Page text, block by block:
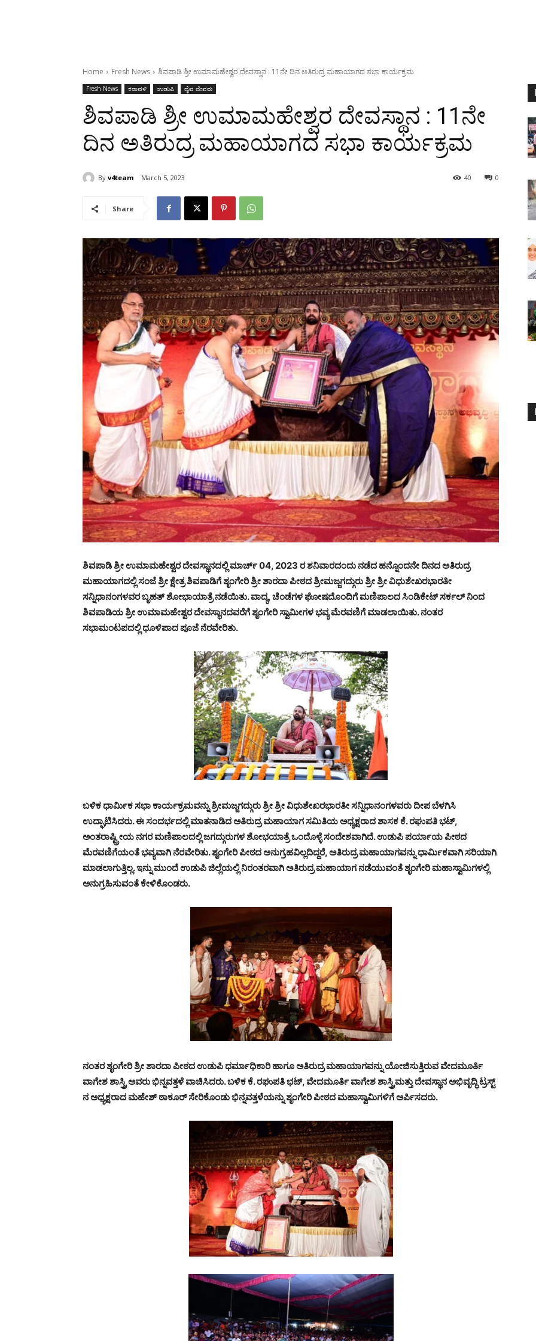
Home Fresh News ಶಿವಪಾಡಿ ಶ್ರೀ ಉಮಾಮಹೇಶ್ವರ ದೇವಸ್ಥಾನ : 11ನೇ ದಿನ ಅತಿರುದ್ರ ಮಹಾಯಾಗದ ಸಭಾ ಕಾರ್ಯಕ್ರಮ
Fresh News ಕರಾವಳಿ ಉಡುಪಿ ದೈವ ದೇವರು
ಶಿವಪಾಡಿ ಶ್ರೀ ಉಮಾಮಹೇಶ್ವರ ದೇವಸ್ಥಾನ : 11ನೇ
ದಿನ ಅತಿರುದ್ರ ಮಹಾಯಾಗದ ಸಭಾ ಕಾರ್ಯಕ್ರಮ
By v4team March 5, 2023 0
40
Share
ಶಿವಪಾಡಿ ಶ್ರೀ ಉಮಾಮಹೇಶ್ವರ ದೇವಸ್ಥಾನದಲ್ಲಿ ಮಾರ್ಚ್ 04, 2023 ರ ಶನಿವಾರದಂದು ನಡೆದ ಹನ್ನೊಂದನೇ ದಿನದ ಅತಿರುದ್ರ
ಮಹಾಯಾಗದಲ್ಲಿ ಸಂಜೆ ಶ್ರೀ ಕ್ಷೇತ್ರ ಶಿವಪಾಡಿಗೆ ಶೃಂಗೇರಿ ಶ್ರೀ ಶಾರದಾ ಪೀಠದ ಶ್ರೀಮಜ್ಜಗದ್ಗುರು ಶ್ರೀ ಶ್ರೀ ವಿಧುಶೇಖರಭಾರತೀ
ಸನ್ನಿಧಾನಂಗಳವರ ಬೃಹತ್ ಶೋಭಾಯಾತ್ರೆ ನಡೆಯಿತು. ವಾದ್ಯ, ಚೆಂಡೆಗಳ ಘೋಷದೊಂದಿಗೆ ಮಣಿಪಾಲದ ಸಿಂಡಿಕೇಟ್ ಸರ್ಕಲ್ ನಿಂದ
ಶಿವಪಾಡಿಯ ಶ್ರೀ ಉಮಾಮಹೇಶ್ವರ ದೇವಸ್ಥಾನದವರೆಗೆ ಶೃಂಗೇರಿ ಸ್ವಾಮೀಗಳ ಭವ್ಯ ಮೆರವಣಿಗೆ ಮಾಡಲಾಯಿತು. ನಂತರ
ಸಭಾಮಂಟಪದಲ್ಲಿ ಧೂಳಿಪಾದ ಪೂಜೆ ನೆರವೇರಿತು.
ಬಳಿಕ ಧಾರ್ಮಿಕ ಸಭಾ ಕಾರ್ಯಕ್ರಮವನ್ನು ಶ್ರೀಮಜ್ಜಗದ್ಗುರು ಶ್ರೀ ಶ್ರೀ ವಿಧುಶೇಖರಭಾರತೀ ಸನ್ನಿಧಾನಂಗಳವರು ದೀಪ ಬೆಳಗಿಸಿ
ಉದ್ಘಾಟಿಸಿದರು. ಈ ಸಂದರ್ಭದಲ್ಲಿ ಮಾತನಾಡಿದ ಅತಿರುದ್ರ ಮಹಾಯಾಗ ಸಮಿತಿಯ ಅಧ್ಯಕ್ಷರಾದ ಶಾಸಕ ಕೆ. ರಘುಪತಿ ಭಟ್,
ಅಂತರಾಷ್ಟ್ರೀಯ ನಗರ ಮಣಿಪಾಲದಲ್ಲಿ ಜಗದ್ಗುರುಗಳ ಶೋಭಯಾತ್ರೆ ಒಂದೊಳ್ಳೆ ಸಂದೇಶವಾಗಿದೆ. ಉಡುಪಿ ಪರ್ಯಾಯ ಪೀಠದ
ಮೆರವಣಿಗೆಯಂತೆ ಭವ್ಯವಾಗಿ ನೆರವೇರಿತು. ಶೃಂಗೇರಿ ಪೀಠದ ಅನುಗ್ರಹವಿಲ್ಲದಿದ್ದರೆ, ಅತಿರುದ್ರ ಮಹಾಯಾಗವನ್ನು ಧಾರ್ಮಿಕವಾಗಿ ಸರಿಯಾಗಿ
ಮಾಡಲಾಗುತ್ತಿಲ್ಲ. ಇನ್ನು ಮುಂದೆ ಉಡುಪಿ ಜಿಲ್ಲೆಯಲ್ಲಿ ನಿರಂತರವಾಗಿ ಅತಿರುದ್ರ ಮಹಾಯಾಗ ನಡೆಯುವಂತೆ ಶೃಂಗೇರಿ ಮಹಾಸ್ವಾಮಿಗಳಲ್ಲಿ
ಅನುಗ್ರಹಿಸುವಂತೆ ಕೇಳಿಕೊಂಡರು.
ನಂತರ ಶೃಂಗೇರಿ ಶ್ರೀ ಶಾರದಾ ಪೀಠದ ಉಡುಪಿ ಧರ್ಮಾಧಿಕಾರಿ ಹಾಗೂ ಅತಿರುದ್ರ ಮಹಾಯಾಗವನ್ನು ಯೋಜಿಸುತ್ತಿರುವ ವೇದಮೂರ್ತಿ
ವಾಗೇಶ ಶಾಸ್ತ್ರಿ ಅವರು ಭಿನ್ನವತ್ತಳೆ ವಾಚಿಸಿದರು. ಬಳಿಕ ಕೆ. ರಘುಪತಿ ಭಟ್, ವೇದಮೂರ್ತಿ ವಾಗೇಶ ಶಾಸ್ತ್ರಿಮತ್ತು ದೇವಸ್ಥಾನ ಅಭಿವೃದ್ಧಿ ಟ್ರಸ್ಟ್
ನ ಅಧ್ಯಕ್ಷರಾದ ಮಹೇಶ್ ಠಾಕೂರ್ ಸೇರಿಕೊಂಡು ಭಿನ್ನವತ್ತಳೆಯನ್ನು ಶೃಂಗೇರಿ ಪೀಠದ ಮಹಾಸ್ವಾಮಿಗಳಿಗೆ ಅರ್ಪಿಸದರು.